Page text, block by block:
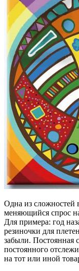
Одна из сложностей
меняющийся спрос
Для примера: год
резиночки для
забыли. Постоянная
постоянного
на тот или иной